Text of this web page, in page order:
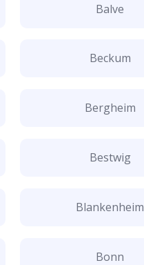
Balve
Beckum
Bergheim
Bestwig
Blankenheim
Bonn